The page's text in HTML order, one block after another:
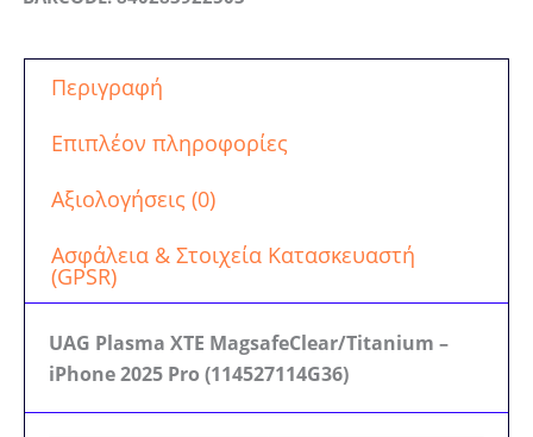
Περιγραφή
Επιπλέον πληροφορίες
Αξιολογήσεις (0)
Ασφάλεια & Στοιχεία Κατασκευαστή
(GPSR)
UAG Plasma XTE MagsafeClear/Titanium –
iPhone 2025 Pro (114527114G36)